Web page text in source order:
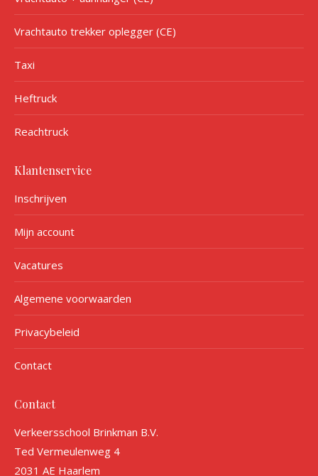
Vrachtauto trekker oplegger (CE)
Taxi
Heftruck
Reachtruck
Klantenservice
Inschrijven
Mijn account
Vacatures
Algemene voorwaarden
Privacybeleid
Contact
Contact
Verkeersschool Brinkman B.V.
Ted Vermeulenweg 4
2031 AE Haarlem